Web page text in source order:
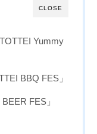
CLOSE
Yummy
BBQ FES」
FES」